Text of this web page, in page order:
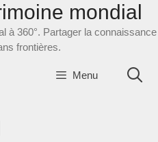
mondial
à 360°. Partager la connaissance
frontières.
Menu